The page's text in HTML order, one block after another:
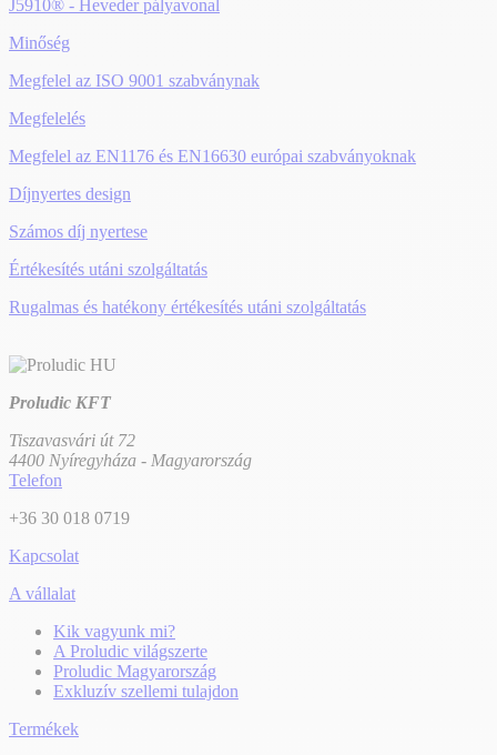
J5910® - Heveder pályavonal
Minőség
Megfelel az ISO 9001 szabványnak
Megfelelés
Megfelel az EN1176 és EN16630 európai szabványoknak
Díjnyertes design
Számos díj nyertese
Értékesítés utáni szolgáltatás
Rugalmas és hatékony értékesítés utáni szolgáltatás
Proludic KFT
Tiszavasvári út 72
4400 Nyíregyháza - Magyarország
Telefon
+36 30 018 0719
Kapcsolat
A vállalat
Kik vagyunk mi?
A Proludic világszerte
Proludic Magyarország
Exkluzív szellemi tulajdon
Termékek